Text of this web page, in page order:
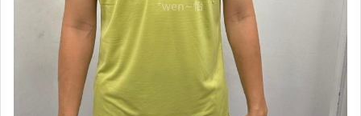
【泳具】兒童專區
【泳具】男款四角泳褲
【泳具】男款及膝泳褲
【泳具】女款泳衣